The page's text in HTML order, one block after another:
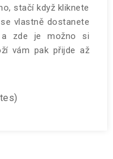
stačí když kliknete
vlastně dostanete
a zde je možno si
vám pak přijde až